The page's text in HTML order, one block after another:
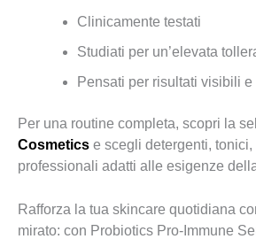
Clinicamente testati
Studiati per un’elevata
Pensati per risultati visibili
Per una routine completa, scopri la
Cosmetics e scegli detergenti, tonici,
professionali adatti alle esigenze
Rafforza la tua skincare quotidiana
mirato: con Probiotics Pro-Immune